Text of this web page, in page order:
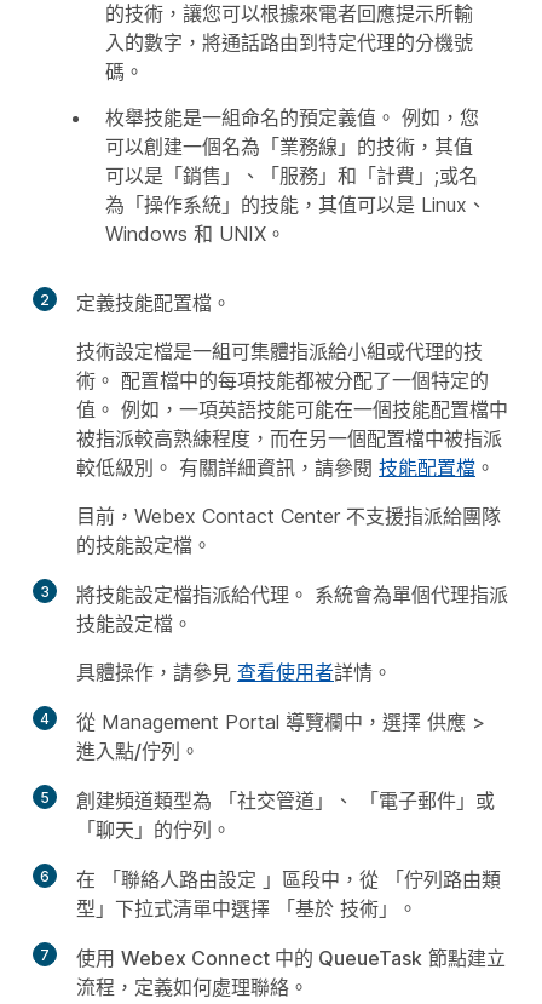
的技術，讓您可以根據來電者回應提示所輸
入的數字，將通話路由到特定代理的分機號
碼。
枚舉技能是一組命名的預定義值。 例如，您
可以創建一個名為「業務線」的技術，其值
可以是「銷售」、「服務」和「計費」;或名
為「操作系統」的技能，其值可以是 Linux、
Windows 和 UNIX。
2
定義技能配置檔。
技術設定檔是一組可集體指派給小組或代理的技
術。 配置檔中的每項技能都被分配了一個特定的
值。 例如，一項英語技能可能在一個技能配置檔中
被指派較高熟練程度，而在另一個配置檔中被指派
較低級別。 有關詳細資訊，請參閱 技能配置檔 。
目前，Webex Contact Center 不支援指派給團隊
的技能設定檔。
3
將技能設定檔指派給代理。 系統會為單個代理指派
技能設定檔。
具體操作，請參見 查看使用者詳情。
4 從 Management Portal 導覽欄中，選擇 供應 >
進入點/佇列 。
5 創建頻道類型為 「社交管道 」、 「電子郵件 」或
「聊天 」的佇列。
6 在 「聯絡人路由設定 」區段中，從
「佇列路由類
型 」下拉式清單中選擇 「基於 技術」。
7 使用 Webex Connect 中的 QueueTask 節點建立
流程，定義如何處理聯絡。